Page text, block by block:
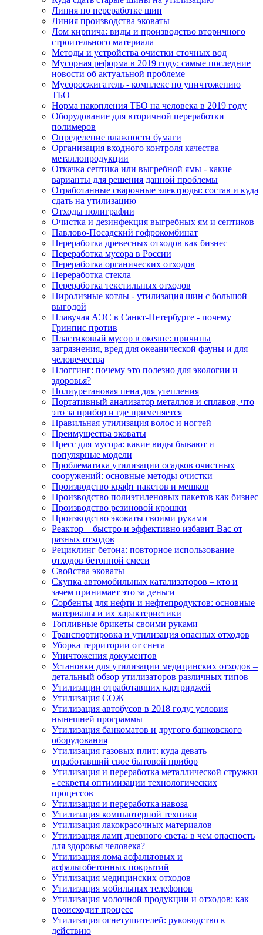
Линия по переработке шин
Линия производства эковаты
Лом кирпича: виды и производство вторичного
строительного материала
Методы и устройства очистки сточных вод
Мусорная реформа в 2019 году: самые последние
новости об актуальной проблеме
Мусоросжигатель - комплекс по уничтожению
ТБО
Норма накопления ТБО на человека в 2019 году
Оборудование для вторичной переработки
полимеров
Определение влажности бумаги
Организация входного контроля качества
металлопродукции
Откачка септика или выгребной ямы - какие
варианты для решения данной проблемы
Отработанные сварочные электроды: состав и куда
сдать на утилизацию
Отходы полиграфии
Очистка и дезинфекция выгребных ям и септиков
Павлово-Посадский гофрокомбинат
Переработка древесных отходов как бизнес
Переработка мусора в России
Переработка органических отходов
Переработка стекла
Переработка текстильных отходов
Пиролизные котлы - утилизация шин с большой
выгодой
Плавучая АЭС в Санкт-Петербурге - почему
Гринпис против
Пластиковый мусор в океане: причины
загрязнения, вред для океанической фауны и для
человечества
Плоггинг: почему это полезно для экологии и
здоровья?
Полиуретановая пена для утепления
Портативный анализатор металлов и сплавов, что
это за прибор и где применяется
Правильная утилизация волос и ногтей
Преимущества эковаты
Пресс для мусора: какие виды бывают и
популярные модели
Проблематика утилизации осадков очистных
сооружений: основные методы очистки
Производство крафт пакетов и мешков
Производство полиэтиленовых пакетов как бизнес
Производство резиновой крошки
Производство эковаты своими руками
Реактор – быстро и эффективно избавит Вас от
разных отходов
Рециклинг бетона: повторное использование
отходов бетонной смеси
Свойства эковаты
Скупка автомобильных катализаторов – кто и
зачем принимает это за деньги
Сорбенты для нефти и нефтепродуктов: основные
материалы и их характеристики
Топливные брикеты своими руками
Транспортировка и утилизация опасных отходов
Уборка территории от снега
Уничтожения документов
Установки для утилизации медицинских отходов –
детальный обзор утилизаторов различных типов
Утилизации отработавших картриджей
Утилизация СОЖ
Утилизация автобусов в 2018 году: условия
нынешней программы
Утилизация банкоматов и другого банковского
оборудования
Утилизация газовых плит: куда девать
отработавший свое бытовой прибор
Утилизация и переработка металлической стружки
- секреты оптимизации технологических
процессов
Утилизация и переработка навоза
Утилизация компьютерной техники
Утилизация лакокрасочных материалов
Утилизация ламп дневного света: в чем опасность
для здоровья человека?
Утилизация лома асфальтовых и
асфальтобетонных покрытий
Утилизация медицинских отходов
Утилизация мобильных телефонов
Утилизация молочной продукции и отходов: как
происходит процесс
Утилизация огнетушителей: руководство к
действию